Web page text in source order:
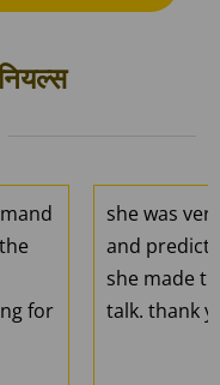
for
she was
and
she made
talk. thank